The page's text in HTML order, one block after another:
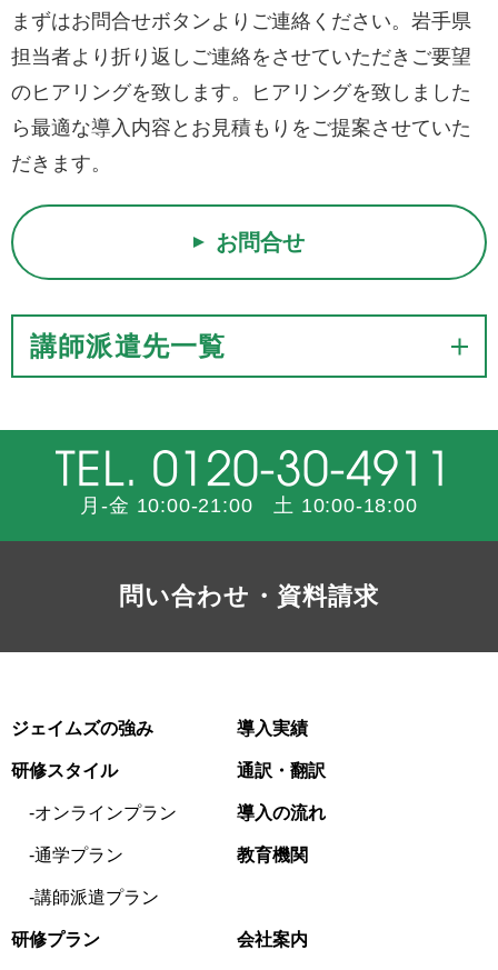
まずはお問合せボタンよりご連絡ください。岩手県
担当者より折り返しご連絡をさせていただきご要望
のヒアリングを致します。ヒアリングを致しました
ら最適な導入内容とお見積もりをご提案させていた
だきます。
お問合せ
講師派遣先一覧
月-金 10:00-21:00 土 10:00-18:00
問い合わせ・資料請求
ジェイムズの強み
研修スタイル
オンラインプラン
通学プラン
講師派遣プラン
導入実績
通訳・翻訳
導入の流れ
教育機関
研修プラン 会社案内